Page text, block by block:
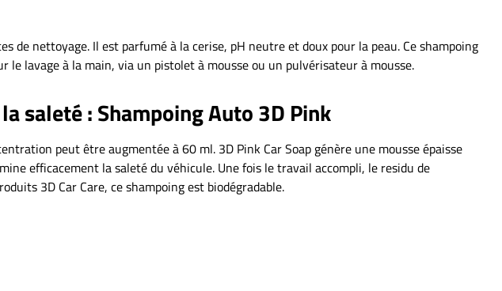
nettoyage. Il est parfumé à la cerise, pH neutre et doux pour la peau. Ce shampoing
lavage à la main, via un pistolet à mousse ou un pulvérisateur à mousse.
saleté : Shampoing Auto 3D Pink
peut être augmentée à 60 ml. 3D Pink Car Soap génère une mousse épaisse
efficacement la saleté du véhicule. Une fois le travail accompli, le residu de
3D Car Care, ce shampoing est biodégradable.